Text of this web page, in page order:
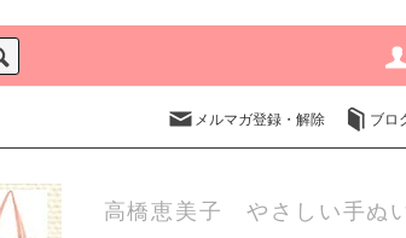
メルマガ登録・解除 ブロ
高橋恵美子 やさしい手ぬ